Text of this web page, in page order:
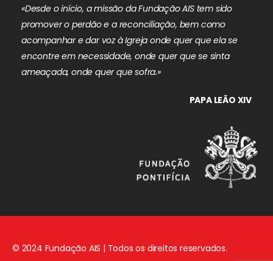
«Desde o início, a missão da Fundação AIS tem sido
promover o perdão e a reconciliação, bem como
acompanhar e dar voz à Igreja onde quer que ela se
encontre em necessidade, onde quer que se sinta
ameaçada, onde quer que sofra.»
PAPA LEÃO XIV
© 2024 Fundação AIS | Todos os direitos reservados.